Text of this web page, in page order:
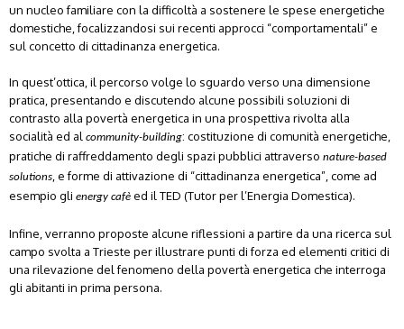
un nucleo familiare con la difficoltà a sostenere le spese energetiche
domestiche, focalizzandosi sui recenti approcci “comportamentali” e
sul concetto di cittadinanza energetica.
In quest’ottica, il percorso volge lo sguardo verso una dimensione
pratica, presentando e discutendo alcune possibili soluzioni di
contrasto alla povertà energetica in una prospettiva rivolta alla
socialità ed al community-building: costituzione di comunità energetiche,
pratiche di raffreddamento degli spazi pubblici attraverso nature-based
solutions , e forme di attivazione di “cittadinanza energetica”, come ad
esempio gli energy cafè ed il TED (Tutor per l’Energia Domestica).
Infine, verranno proposte alcune riflessioni a partire da una ricerca sul
campo svolta a Trieste per illustrare punti di forza ed elementi critici di
una rilevazione del fenomeno della povertà energetica che interroga
gli abitanti in prima persona.